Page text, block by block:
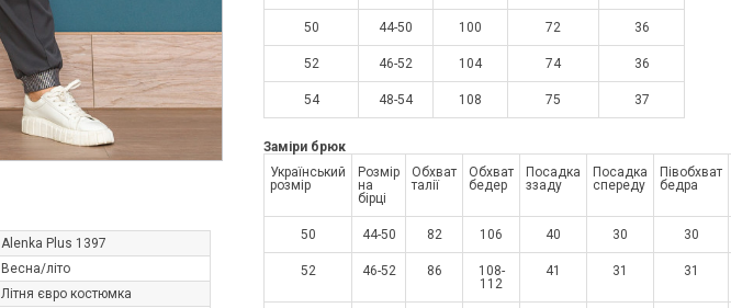
Alenka Plus 1397
Весна/літо
Літня євро костюмка
50 44-50 100 72 36
52 46-52 104 74 36
54 48-54 108 75 37
Заміри брюк
Український
розмір
Розмір
на
бірці
Обхват
талії
Обхват
бедер
Посадка
ззаду
Посадка
спереду
Півобхват
бедра
50 44-50 82 106 40 30 30
52 46-52 86
108-
112
41 31 31